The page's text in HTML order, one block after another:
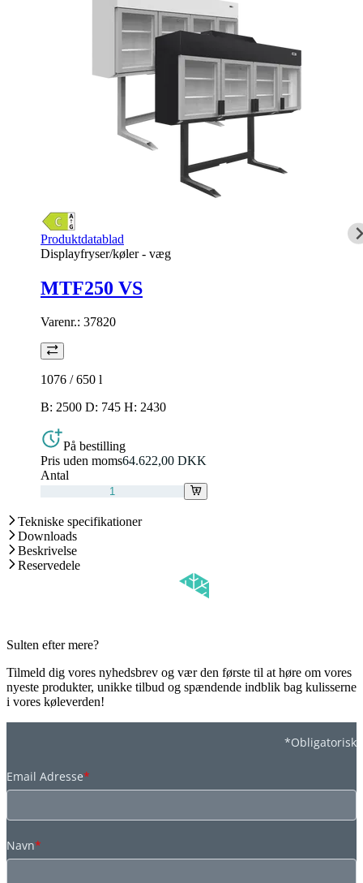
Produktdatablad
Displayfryser/køler - væg
MTF250 VS
Varenr.: 37820
1076 / 650 l
B: 2500 D: 745 H: 2430
På bestilling
Pris uden moms64.622,00 DKK
Antal
Tekniske specifikationer
Downloads
Beskrivelse
Reservedele
Sulten efter mere?
Tilmeld dig vores nyhedsbrev og vær den første til at høre om vores
nyeste produkter, unikke tilbud og spændende indblik bag kulisserne
i vores køleverden!
*Obligatorisk
Email Adresse*
Navn*